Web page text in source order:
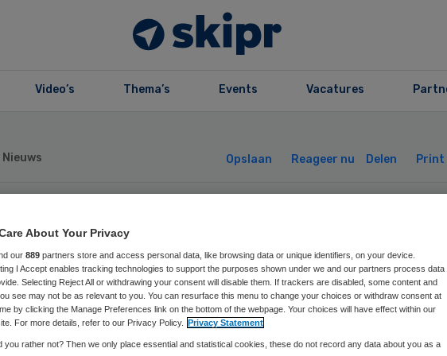
Video’s Thema’s Events Vacatures
Nieuws Opslaan Reageer nu Delen Print
voor
Coloriet
About Your Privacy
our 889 partners store and access personal data, like browsing data or unique identifiers, on your device.
I Accept enables tracking technologies to support the purposes shown under we and our partners process data
Selecting Reject All or withdrawing your consent will disable them. If trackers are disabled, some content and
see may not be as relevant to you. You can resurface this menu to change your choices or withdraw consent at
by clicking the Manage Preferences link on the bottom of the webpage. Your choices will have effect within our
For more details, refer to our Privacy Policy.
Privacy Statement
you rather not? Then we only place essential and statistical cookies, these do not record any data about you as a